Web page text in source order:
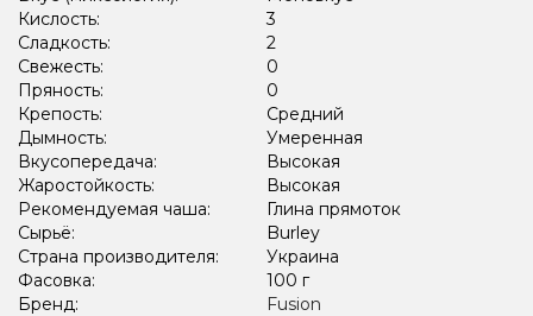
Киви, Лёд/Холодок, Лимон, Черника/Голубика
Грейпфрут, Клубника, Малина Конфеты, Мультифрукт
Кислость:
3
Сладкость:
2
Свежесть:
0
Пряность:
0
Крепость:
Средний
Дымность:
Умеренная
Вкусопередача:
Высокая
Жаростойкость:
Высокая
Рекомендуемая чаша:
Глина прямоток
Сырьё:
Burley
Страна производителя:
Украина
Фасовка:
100 г
Бренд:
Fusion